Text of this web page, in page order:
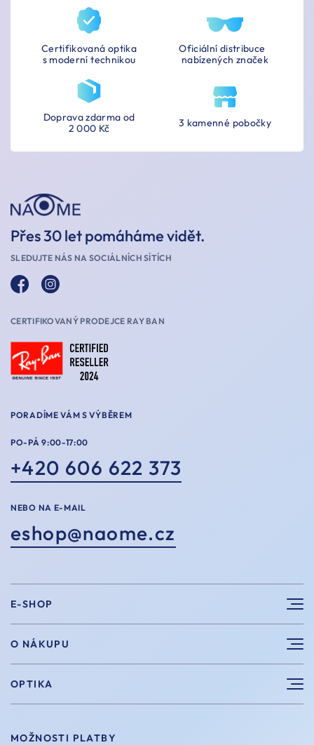
Certifikovaná optika
s moderní technikou
Oficiální distribuce
nabízených značek
3 kamenné pobočky
Doprava zdarma od
2 000 Kč
Přes 30 let pomáháme vidět.
SLEDUJTE NÁS NA SOCIÁLNÍCH SÍTÍCH
CERTIFIKOVANÝ PRODEJCE RAY BAN
PORADÍME VÁM S VÝBĚREM
PO-PÁ 9:00-17:00
+420 606 622 373
NEBO NA E-MAIL
eshop@naome.cz
E-SHOP
Sluneční brýle
Sportovní brýle
Vintage brýle
O NÁKUPU
Velikosti
Vrácení a výměna
OPTIKA
MOŽNOSTI PLATBY